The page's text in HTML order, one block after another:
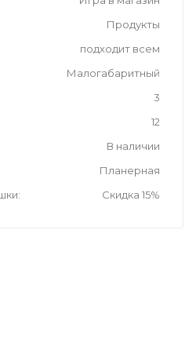
Продукты
подходит всем
Малогабаритный
3
12
В наличии
Планерная
Скидка 15%